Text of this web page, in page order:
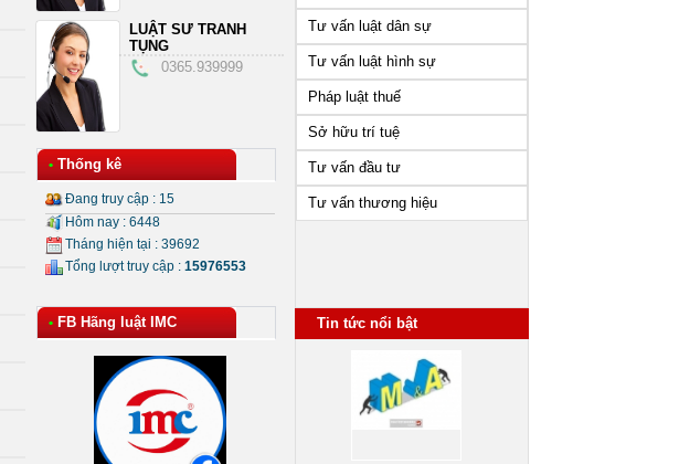
LUẬT SƯ TRANH
TỤNG
0365.939999
• Thống kê
Đang truy cập : 15
Hôm nay : 6448
Tháng hiện tại : 39692
Tổng lượt truy cập : 15976553
• FB Hãng luật IMC
Tư vấn luật dân sự
Tư vấn luật hình sự
Pháp luật thuế
Sở hữu trí tuệ
Tư vấn đầu tư
Tư vấn thương hiệu
Tin tức nổi bật